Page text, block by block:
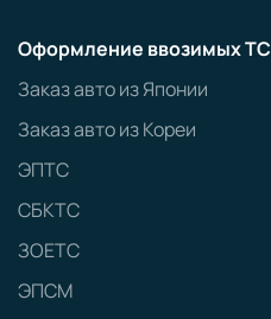
Оформление ввозимых ТС
Заказ авто из Японии
Заказ авто из Кореи
ЭПТС
СБКТС
ЗОЕТС
ЭПСМ